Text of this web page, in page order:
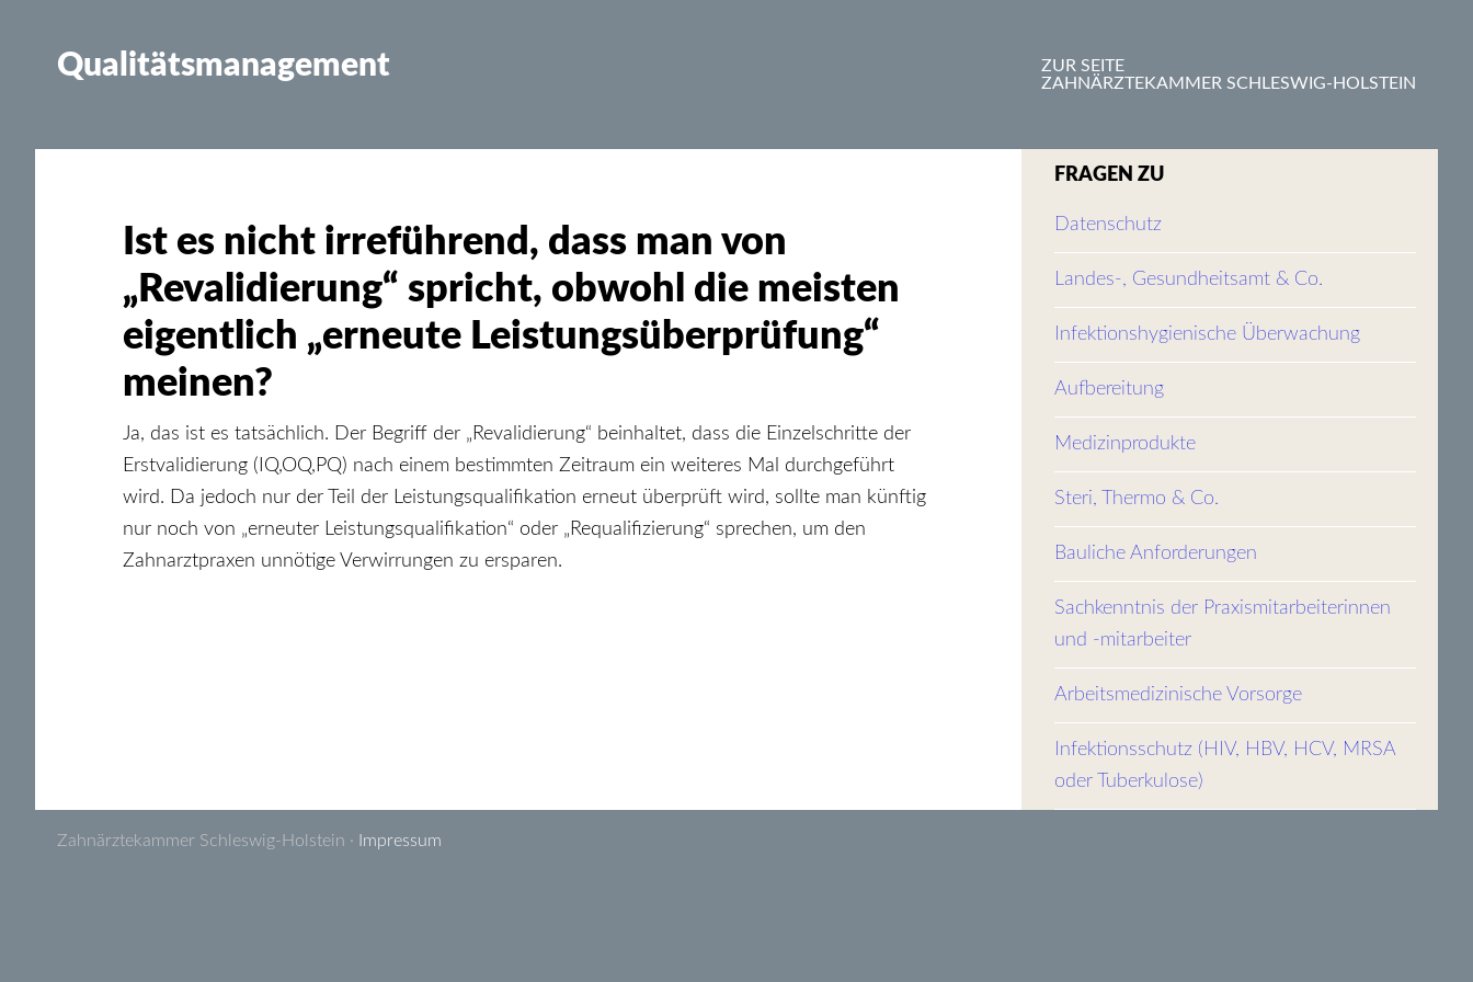
Qualitätsmanagement
ZUR SEITE
ZAHNÄRZTEKAMMER SCHLESWIG-HOLSTEIN
Ist es nicht irreführend, dass man von
„Revalidierung“ spricht, obwohl die meisten
eigentlich „erneute Leistungsüberprüfung“
meinen?
Ja, das ist es tatsächlich. Der Begriff der „Revalidierung“ beinhaltet, dass die Einzelschritte der
Erstvalidierung (IQ,OQ,PQ) nach einem bestimmten Zeitraum ein weiteres Mal durchgeführt
wird. Da jedoch nur der Teil der Leistungsqualifikation erneut überprüft wird, sollte man künftig
nur noch von „erneuter Leistungsqualifikation“ oder „Requalifizierung“ sprechen, um den
Zahnarztpraxen unnötige Verwirrungen zu ersparen.
FRAGEN ZU
Datenschutz
Landes-, Gesundheitsamt & Co.
Infektionshygienische Überwachung
Aufbereitung
Medizinprodukte
Steri, Thermo & Co.
Bauliche Anforderungen
Sachkenntnis der Praxismitarbeiterinnen
und -mitarbeiter
Arbeitsmedizinische Vorsorge
Infektionsschutz (HIV, HBV, HCV, MRSA
oder Tuberkulose)
Zahnärztekammer Schleswig-Holstein · Impressum